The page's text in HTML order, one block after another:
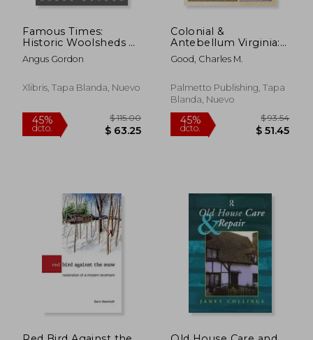
dcto.
45%
dcto.
Famous Times:
Historic Woolsheds of
Hawkes Bay
Angus Gordon
Xlibris, Tapa Blanda, Nuevo
Colonial &
Antebellum Virginia:
Images of
Montgomery
Cultural Landscape
(en Inglés)
Good, Charles M.
Palmetto Publishing, Tapa
Blanda, Nuevo